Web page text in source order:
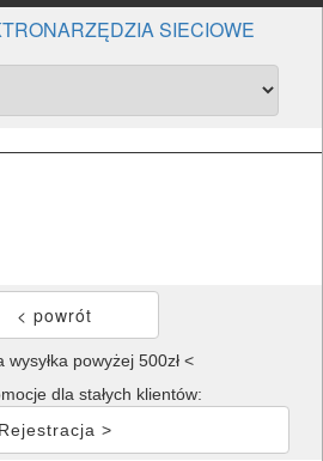
SIECIOWE
wysyłka powyżej 500zł <
dla stałych klientów:
Rejestracja >